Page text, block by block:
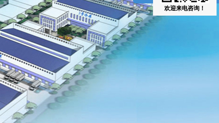
欢迎来电咨询！